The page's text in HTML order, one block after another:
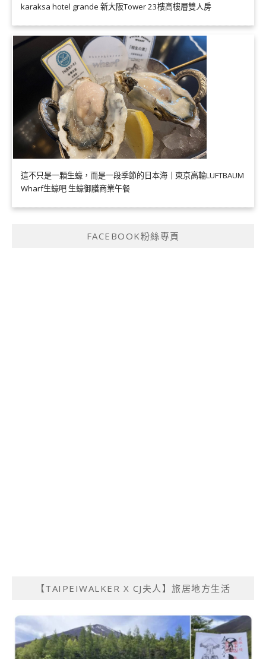
karaksa hotel grande 新大阪Tower 23樓高樓層雙人房
這不只是一顆生蠔，而是一段季節的日本海｜東京高輪LUFTBAUM
Wharf生蠔吧 生蠔御膳商業午餐
FACEBOOK粉絲專頁
【TAIPEIWALKER X CJ夫人】旅居地方生活